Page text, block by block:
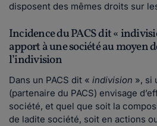
disposent des mêmes droits sur
Incidence du PACS dit «
apport à une société au moyen
l’indivision
Dans un PACS dit « indivision », si
(partenaire du PACS) envisage
société, et quel que soit la
de ladite société, soit en actions